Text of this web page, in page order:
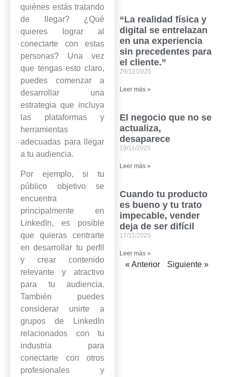
quiénes estás tratando
de llegar? ¿Qué
quieres lograr al
conectarte con estas
personas? Una vez
que tengas esto claro,
puedes comenzar a
desarrollar una
estrategia que incluya
las plataformas y
herramientas
adecuadas para llegar
a tu audiencia.
Por ejemplo, si tu
público objetivo se
encuentra
principalmente en
LinkedIn, es posible
que quieras centrarte
en desarrollar tu perfil
y crear contenido
relevante y atractivo
para tu audiencia.
También puedes
considerar unirte a
grupos de LinkedIn
relacionados con tu
industria para
conectarte con otros
profesionales y
“La realidad física y
digital se entrelazan
en una experiencia
sin precedentes para
el cliente.”
29/12/2025
Leer más »
El negocio que no se
actualiza,
desaparece
19/11/2025
Leer más »
Cuando tu producto
es bueno y tu trato
impecable, vender
deja de ser difícil
17/11/2025
Leer más »
« Anterior Siguiente »